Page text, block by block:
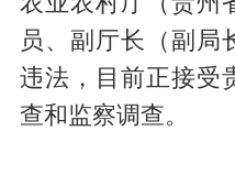
员、副厅长（副局
违法，目前正接受
查和监察调查。